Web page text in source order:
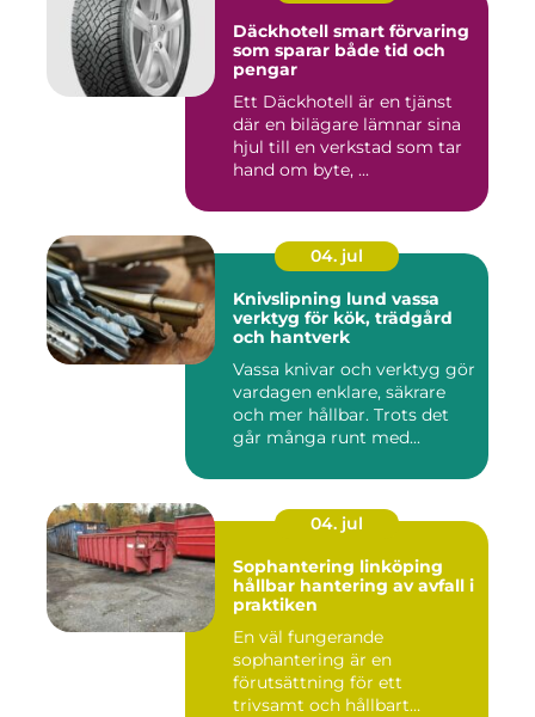
Däckhotell smart förvaring
som sparar både tid och
pengar
Ett Däckhotell är en tjänst
där en bilägare lämnar sina
hjul till en verkstad som tar
hand om byte, ...
04. jul
Knivslipning lund vassa
verktyg för kök, trädgård
och hantverk
Vassa knivar och verktyg gör
vardagen enklare, säkrare
och mer hållbar. Trots det
går många runt med...
04. jul
Sophantering linköping
hållbar hantering av avfall i
praktiken
En väl fungerande
sophantering är en
förutsättning för ett
trivsamt och hållbart